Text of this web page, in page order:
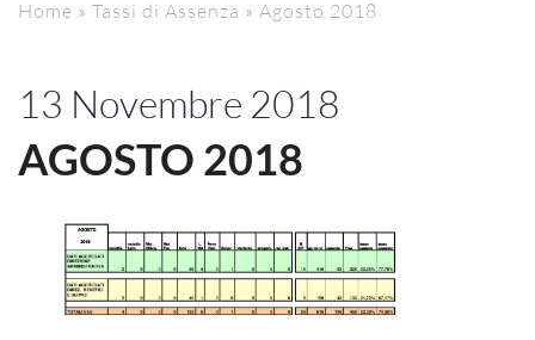
Home » Tassi di Assenza » Agosto 2018
13 Novembre 2018
AGOSTO 2018